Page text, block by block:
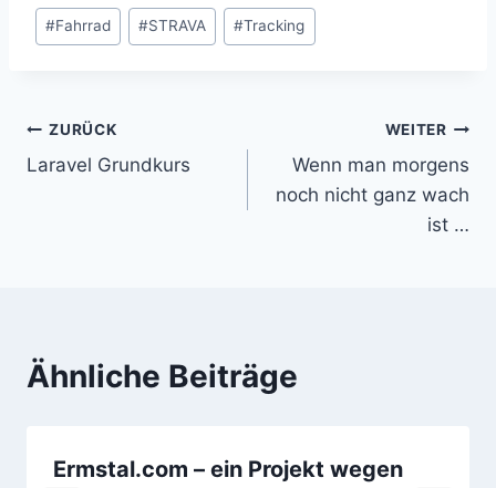
Schlagworte:
#Fahrrad #STRAVA #Tracking
Beitragsnavigation
ZURÜCK
Laravel Grundkurs
WEITER
Wenn man morgens
noch nicht ganz wach
ist …
Ähnliche Beiträge
Ermstal.com – ein Projekt wegen